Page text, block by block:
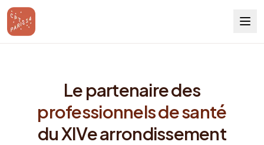
Le partenaire des
professionnels de santé
du XIVe arrondissement